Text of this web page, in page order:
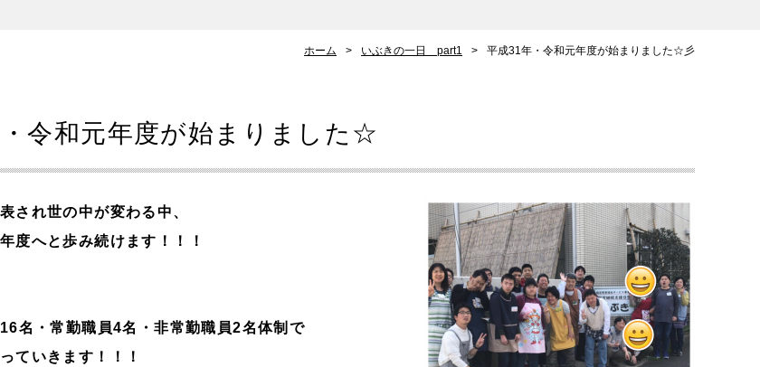
ホーム いぶきの一日 part1 平成31年・令和元年度が始まりました☆彡
令和元年度が始まりました☆
され世の中が変わる中、
度へと歩み続けます！！！
名・常勤職員4名・非常勤職員2名体制で
ていきます！！！